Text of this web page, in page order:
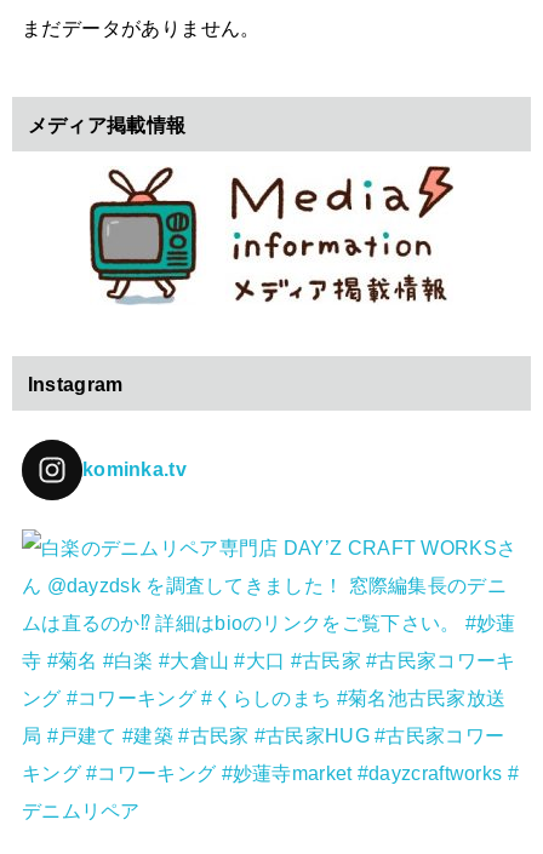
まだデータがありません。
メディア掲載情報
Instagram
kominka.tv